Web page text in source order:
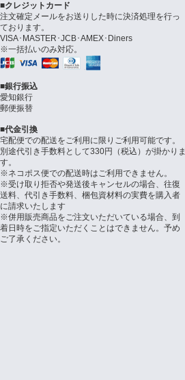
■クレジットカード
注文確定メールをお送りした時に決済処理を行っ
ております。
VISA･MASTER･JCB･AMEX･Diners
※一括払いのみ対応。
■銀行振込
愛知銀行
郵便振替
■代金引換
宅配便での配送をご利用に限りご利用可能です。
別途代引き手数料として330円（税込）が掛かりま
す。
※ネコポス便での配送時はご利用できません。
※受け取り拒否や発送後キャンセルの場合、往復
送料、代引き手数料、梱包資材料の実費を購入者
に請求いたします
※併用販売商品をご注文いただいている場合、到
着日時をご指定いただくことはできません。予め
ご了承ください。